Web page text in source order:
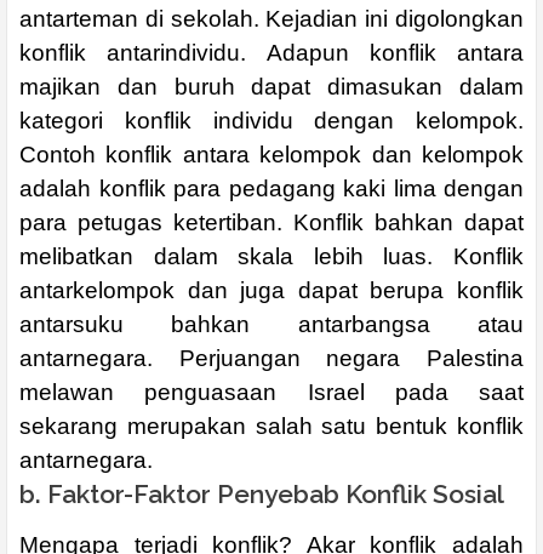
antarteman di sekolah. Kejadian ini digolongkan
konflik antarindividu. Adapun konflik antara
majikan dan buruh dapat dimasukan dalam
kategori konflik individu dengan kelompok.
Contoh konflik antara kelompok dan kelompok
adalah konflik para pedagang kaki lima dengan
para petugas ketertiban. Konflik bahkan dapat
melibatkan dalam skala lebih luas. Konflik
antarkelompok dan juga dapat berupa konflik
antarsuku bahkan antarbangsa atau
antarnegara. Perjuangan negara Palestina
melawan penguasaan Israel pada saat
sekarang merupakan salah satu bentuk konflik
antarnegara.
b. Faktor-Faktor Penyebab Konflik Sosial
Mengapa terjadi konflik? Akar konflik adalah